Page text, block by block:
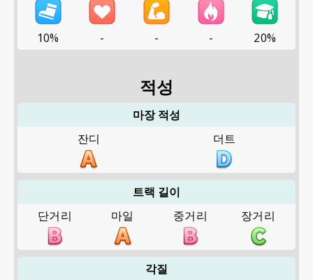
10% - - - 20%
적성
마장 적성
잔디
더트
트랙 길이
단거리
마일 중거리 장거리
각질